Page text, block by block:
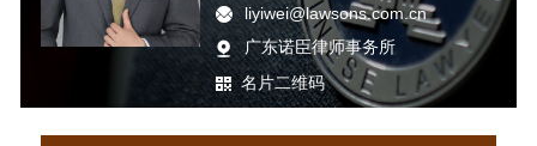
liyiwei@lawsons.com.cn
广东诺臣律师事务所
名片二维码